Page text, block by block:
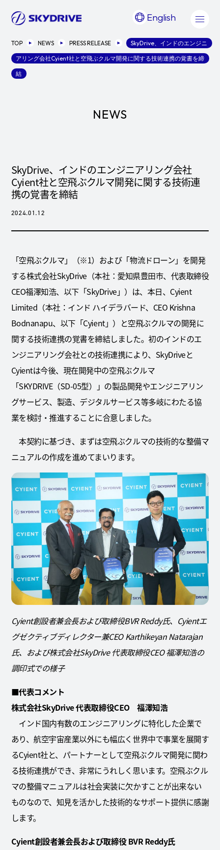
English
TOP NEWS PRESS RELEASE SkyDrive、インドのエンジニ
アリング会社Cyient社と空飛ぶクルマ開発に関する技術連携の覚書を締
結
NEWS
SkyDrive、インドのエンジニアリング会社
Cyient社と空飛ぶクルマ開発に関する技術連
携の覚書を締結
2024.01.12
「空飛ぶクルマ」（※1）および「物流ドローン」を開発
する株式会社SkyDrive（本社：愛知県豊田市、代表取締役
CEO福澤知浩、以下「SkyDrive」）は、本日、Cyient
Limited（本社：インド ハイデラバード、CEO Krishna
Bodnanapu、以下「Cyient」）と空飛ぶクルマの開発に
関する技術連携の覚書を締結しました。初のインドのエ
ンジニアリング会社との技術連携により、SkyDriveと
Cyientは今後、現在開発中の空飛ぶクルマ
「SKYDRIVE（SD-05型）」の製品開発やエンジニアリン
グサービス、製造、デジタルサービス等多岐にわたる協
業を検討・推進することに合意しました。
本契約に基づき、まずは空飛ぶクルマの技術的な整備マ
ニュアルの作成を進めてまいります。
Cyient創設者兼会長および取締役BVR Reddy氏、Cyientエ
グゼクティブディレクター兼CEO Karthikeyan Natarajan
氏、および株式会社SkyDrive 代表取締役CEO 福澤知浩の
調印式での様子
■代表コメント
株式会社SkyDrive 代表取締役CEO 福澤知浩
インド国内有数のエンジニアリングに特化した企業で
あり、航空宇宙産業以外にも幅広く世界中で事業を展開す
るCyient社と、パートナーとして空飛ぶクルマ開発に関わ
る技術連携ができ、非常にうれしく思います。空飛ぶクル
マの整備マニュアルは社会実装に欠かすことが出来ない
ものなので、知見を活かした技術的なサポート提供に感謝
します。
Cyient創設者兼会長および取締役BVR Reddy氏